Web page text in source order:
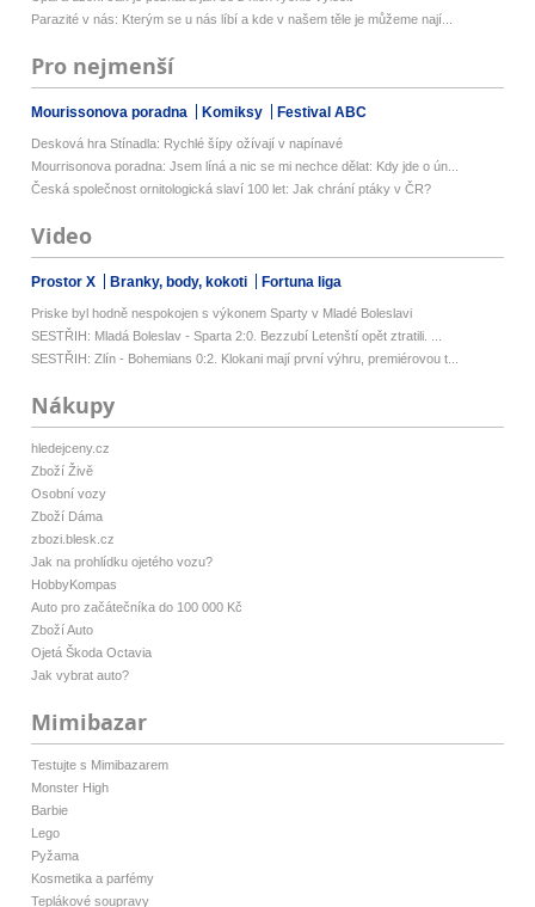
Parazité v nás: Kterým se u nás líbí a kde v našem těle je můžeme nají...
Pro nejmenší
Mourissonova poradna Komiksy Festival ABC
Desková hra Stínadla: Rychlé šípy ožívají v napínavé
Mourrisonova poradna: Jsem líná a nic se mi nechce dělat: Kdy jde o ún...
Česká společnost ornitologická slaví 100 let: Jak chrání ptáky v ČR?
Video
Prostor X Branky, body, kokoti Fortuna liga
Priske byl hodně nespokojen s výkonem Sparty v Mladé Boleslavi
SESTŘIH: Mladá Boleslav - Sparta 2:0. Bezzubí Letenští opět ztratili. ...
SESTŘIH: Zlín - Bohemians 0:2. Klokani mají první výhru, premiérovou t...
Nákupy
hledejceny.cz
Zboží Živě
Osobní vozy
Zboží Dáma
zbozi.blesk.cz
Jak na prohlídku ojetého vozu?
HobbyKompas
Auto pro začátečníka do 100 000 Kč
Zboží Auto
Ojetá Škoda Octavia
Jak vybrat auto?
Mimibazar
Testujte s Mimibazarem
Monster High
Barbie
Lego
Pyžama
Kosmetika a parfémy
Teplákové soupravy